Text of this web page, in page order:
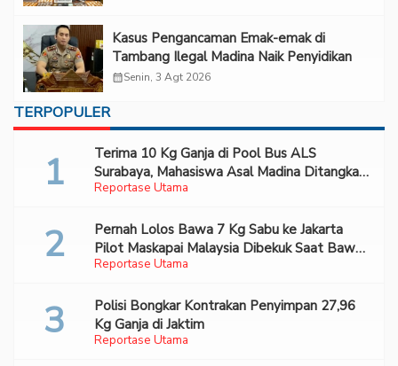
Kasus Pengancaman Emak-emak di
Tambang Ilegal Madina Naik Penyidikan
calendar_monthSenin, 3 Agt 2026
TERPOPULER
Reportase Utama
Terima 10 Kg Ganja di Pool Bus ALS
Surabaya, Mahasiswa Asal Madina Ditangkap
Bareskrim
Reportase Utama
Pernah Lolos Bawa 7 Kg Sabu ke Jakarta
Pilot Maskapai Malaysia Dibekuk Saat Bawa
70 Ribu Pil Ekstasi Di Bandara Soetta
Reportase Utama
Polisi Bongkar Kontrakan Penyimpan 27,96
Kg Ganja di Jaktim